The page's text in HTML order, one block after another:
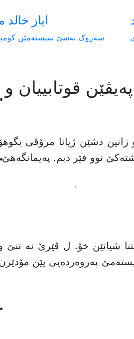
.
ایاز
سەروک بەشێ سیستەمێن
پەیڤێن قوتابییان
دشێن ژیانا مرۆڤی
نوو فێر دبم.
شیانێن خۆ. ل ڤێرێ نە تنێ
پەروەردەیی یێن